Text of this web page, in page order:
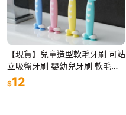
【現貨】兒童造型軟毛牙刷 可站
立吸盤牙刷 嬰幼兒牙刷 軟毛刷
頭 兔兔牙刷 造型牙刷 可直立 寶
寶牙刷 不傷牙齒 旅行牙刷
$12